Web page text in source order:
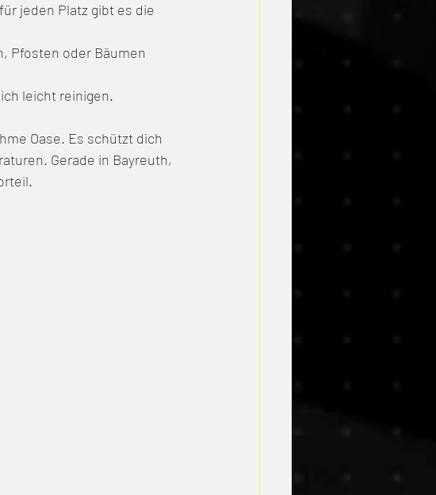
jeden Platz gibt es die
Pfosten oder Bäumen
leicht reinigen.
Oase. Es schützt dich
Gerade in Bayreuth,